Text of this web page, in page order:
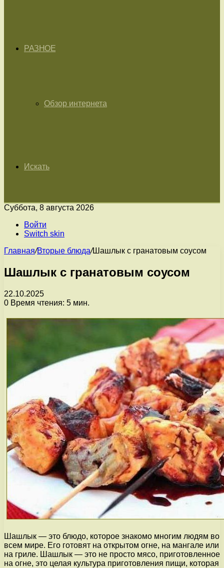
РАЗНОЕ
Обзор интернета
Искать
Суббота, 8 августа 2026
Войти
Switch skin
Главная/Вторые блюда/Шашлык с гранатовым соусом
Шашлык с гранатовым соусом
22.10.2025
0 Время чтения: 5 мин.
Шашлык — это блюдо, которое знакомо многим людям во
всем мире. Его готовят на открытом огне, на мангале или
на гриле. Шашлык — это не просто мясо, приготовленное
на огне, это целая культура приготовления пищи, которая